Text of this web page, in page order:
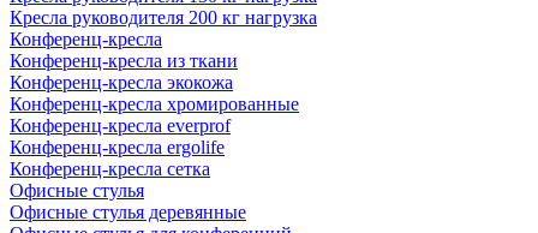
Кресла руководителя 200 кг нагрузка
Конференц-кресла
Конференц-кресла из ткани
Конференц-кресла экокожа
Конференц-кресла хромированные
Конференц-кресла everprof
Конференц-кресла ergolife
Конференц-кресла сетка
Офисные стулья
Офисные стулья деревянные